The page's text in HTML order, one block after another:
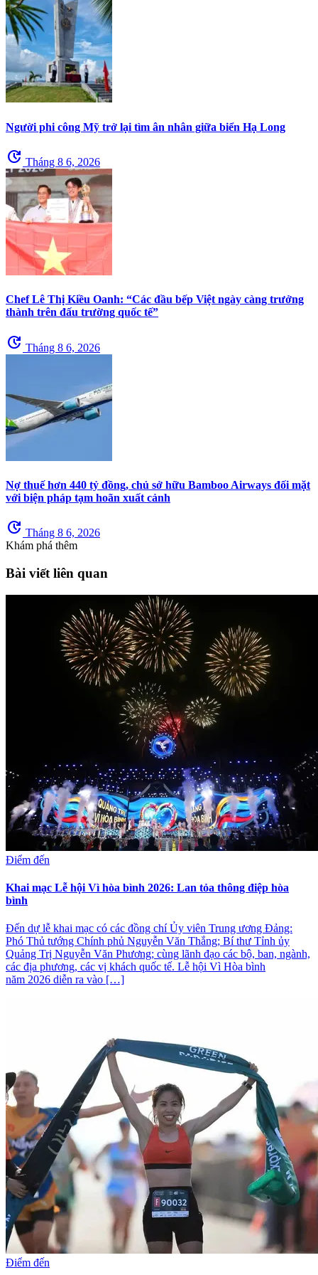
Người phi công Mỹ trở lại tìm ân nhân giữa biển Hạ Long
update Tháng 8 6, 2026
Chef Lê Thị Kiều Oanh: “Các đầu bếp Việt ngày càng trưởng
thành trên đấu trường quốc tế”
update Tháng 8 6, 2026
Nợ thuế hơn 440 tỷ đồng, chủ sở hữu Bamboo Airways đối mặt
với biện pháp tạm hoãn xuất cảnh
update Tháng 8 6, 2026
Khám phá thêm
Bài viết liên quan
Điểm đến
Khai mạc Lễ hội Vì hòa bình 2026: Lan tỏa thông điệp hòa
bình
Đến dự lễ khai mạc có các đồng chí Ủy viên Trung ương Đảng:
Phó Thủ tướng Chính phủ Nguyễn Văn Thắng; Bí thư Tỉnh ủy
Quảng Trị Nguyễn Văn Phương; cùng lãnh đạo các bộ, ban, ngành,
các địa phương, các vị khách quốc tế. Lễ hội Vì Hòa bình
năm 2026 diễn ra vào […]
Điểm đến